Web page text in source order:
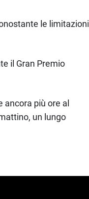
le limitazioni
il Gran Premio
ancora più ore al
un lungo